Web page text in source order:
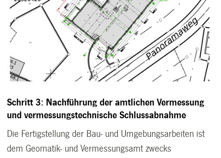
Schritt 3: Nachführung der amtlichen Vermessung
und vermessungstechnische Schlussabnahme
Die Fertigstellung der Bau- und Umgebungsarbeiten ist
dem Geomatik- und Vermessungsamt zwecks